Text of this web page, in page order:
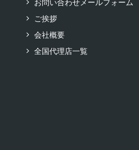
ご挨拶
会社概要
全国代理店一覧